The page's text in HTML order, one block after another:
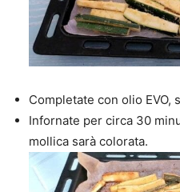
Completate con olio EVO,
Infornate per circa 30
mollica sarà colorata.